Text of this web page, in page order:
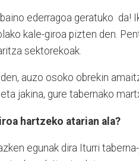
ederragoa geratuko da!
kale-giroa pizten den.
sektorekoak.
den, auzo osoko obrekin
jakina, gure tabernako
hartzeko atarian ala?
egunak dira Iturri